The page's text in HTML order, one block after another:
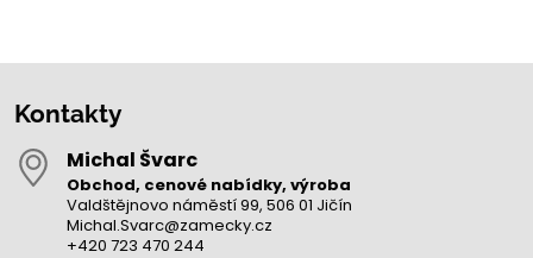
Kontakty
Michal Švarc
Obchod, cenové nabídky, výroba
Valdštějnovo náměstí 99, 506 01 Jičín
Michal.Svarc@zamecky.cz
+420 723 470 244